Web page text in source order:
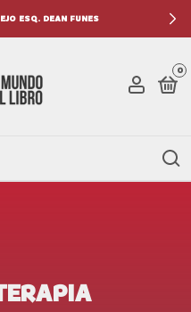
ESQ. DEAN FUNES
0